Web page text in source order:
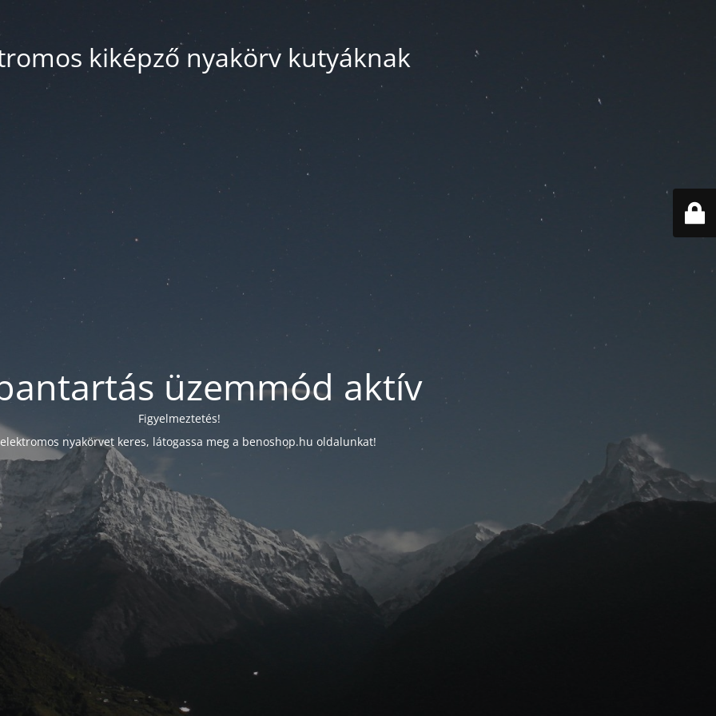
kiképző nyakörv kutyáknak
üzemmód aktív
Figyelmeztetés!
nyakörvet keres, látogassa meg a benoshop.hu oldalunkat!